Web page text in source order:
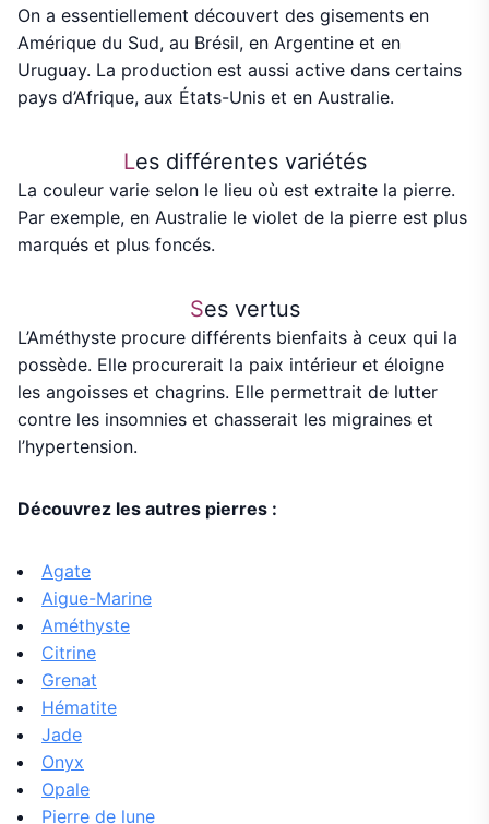
On a essentiellement découvert des gisements en
Amérique du Sud, au Brésil, en Argentine et en
Uruguay. La production est aussi active dans certains
pays d’Afrique, aux États-Unis et en Australie.
Les différentes variétés
La couleur varie selon le lieu où est extraite la pierre.
Par exemple, en Australie le violet de la pierre est plus
marqués et plus foncés.
Ses vertus
L’Améthyste procure différents bienfaits à ceux qui la
possède. Elle procurerait la paix intérieur et éloigne
les angoisses et chagrins. Elle permettrait de lutter
contre les insomnies et chasserait les migraines et
l’hypertension.
Découvrez les autres pierres :
Agate
Aigue-Marine
Améthyste
Citrine
Grenat
Hématite
Jade
Onyx
Opale
Pierre de lune